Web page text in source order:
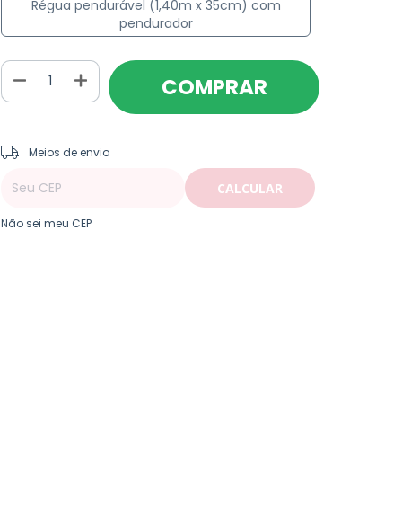
Régua pendurável (1,40m x 35cm) com
pendurador
Entregas para o CEP:
Meios de envio
CALCULAR
Não sei meu CEP